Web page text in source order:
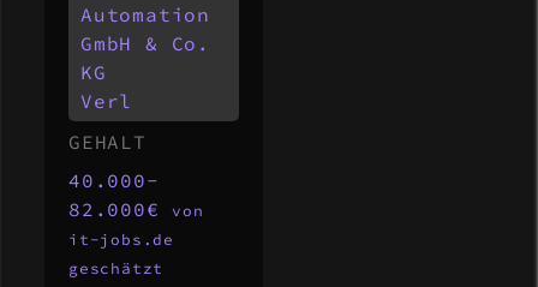
nt
fü
Automation
GmbH & Co.
KG
Verl
GEHALT
40.000-
82.000€
von
it-jobs.de
geschätzt